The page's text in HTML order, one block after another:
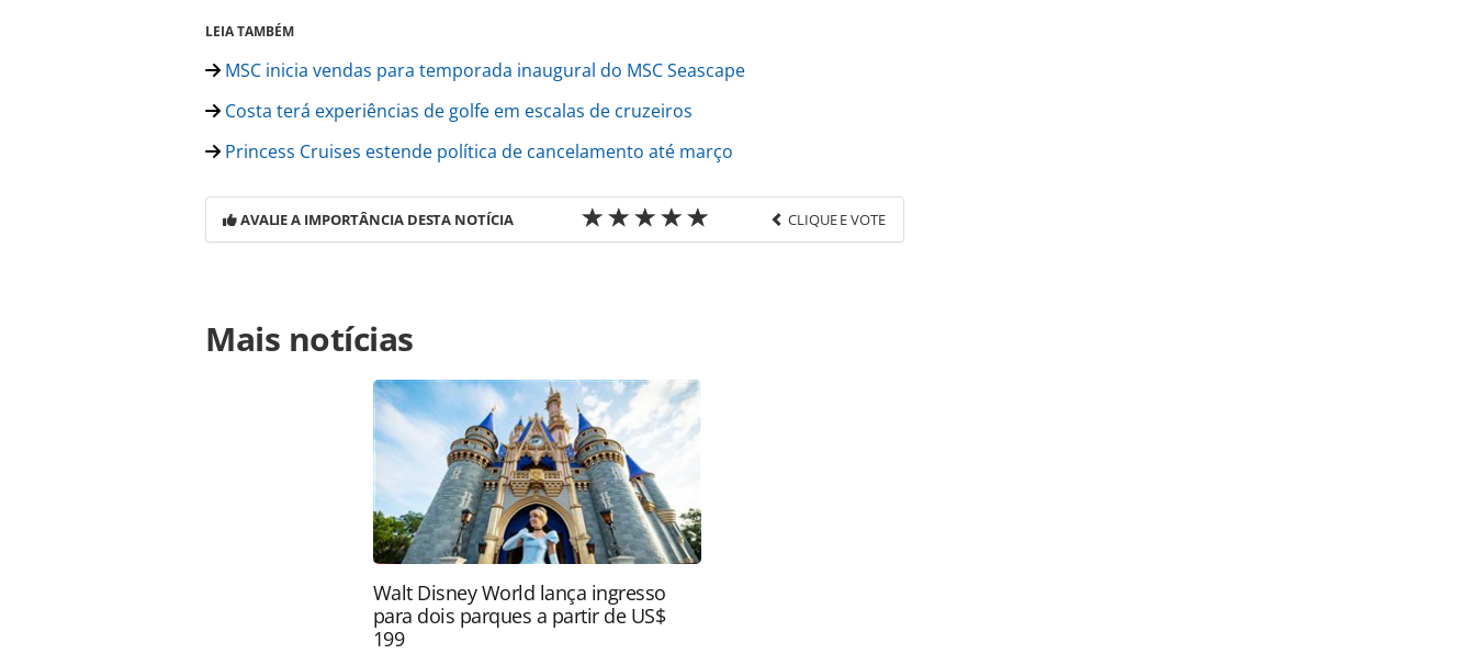
LEIA TAMBÉM
MSC inicia vendas para temporada inaugural do MSC Seascape
Costa terá experiências de golfe em escalas de cruzeiros
Princess Cruises estende política de cancelamento até março
AVALIE A IMPORTÂNCIA DESTA NOTÍCIA CLIQUE E VOTE
https://www.panrotas.com.br/mercado/cruzeiros/2022/01/crystal-cruises-pausa-
operacoes-ate-29-de-abril_186973.html ou as ferramentas oferecidas na página. Todo o
conteúdo produzido pela PANROTAS Editora é protegido pela legislação brasileira sobre
direito autoral. Não reproduza o conteúdo sem autorização da PANROTAS Editora
(copyright@panrotas.com.br).
Mais notícias
Walt Disney World lança ingresso
para dois parques a partir de US$
199